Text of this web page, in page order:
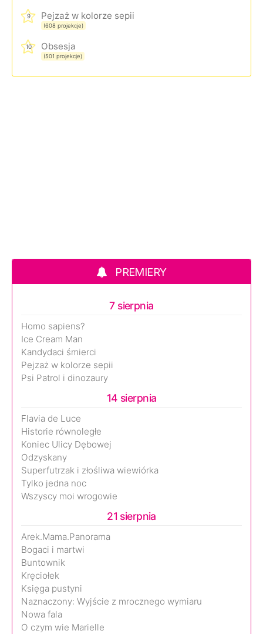
9 Pejzaż w kolorze sepii
(608 projekcje)
10 Obsesja
(501 projekcje)
PREMIERY
7 sierpnia
Homo sapiens?
Ice Cream Man
Kandydaci śmierci
Pejzaż w kolorze sepii
Psi Patrol i dinozaury
14 sierpnia
Flavia de Luce
Historie równoległe
Koniec Ulicy Dębowej
Odzyskany
Superfutrzak i złośliwa wiewiórka
Tylko jedna noc
Wszyscy moi wrogowie
21 sierpnia
Arek.Mama.Panorama
Bogaci i martwi
Buntownik
Kręciołek
Księga pustyni
Naznaczony: Wyjście z mrocznego wymiaru
Nowa fala
O czym wie Marielle